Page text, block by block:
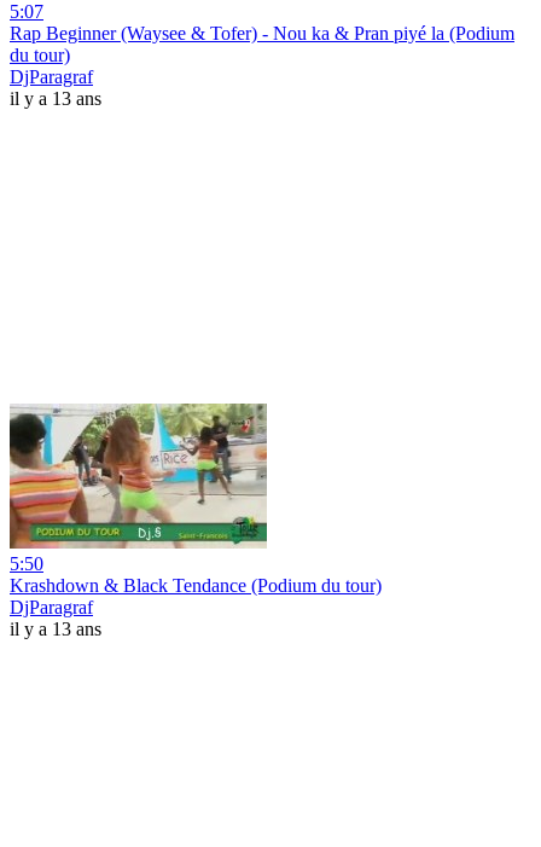
5:07
Rap Beginner (Waysee & Tofer) - Nou ka & Pran piyé la (Podium
du tour)
DjParagraf
il y a 13 ans
5:50
Krashdown & Black Tendance (Podium du tour)
DjParagraf
il y a 13 ans